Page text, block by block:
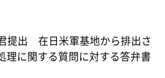
提出 在日米軍基地から排出さ
理に関する質問に対する答弁書